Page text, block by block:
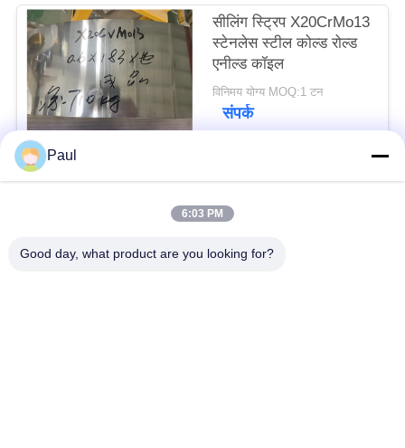
सीलिंग स्ट्रिप X20CrMo13
स्टेनलेस स्टील कोल्ड रोल्ड
एनील्ड कॉइल
विनिमय योग्य MOQ:1 टन
संपर्क
लोकप्रिय श्रेणियां
मार्टेंसिटिक स्टेनलेस स्टील
वर्षा स्टेनलेस स्टील
Paul
6:03 PM
Good day, what product are you looking for?